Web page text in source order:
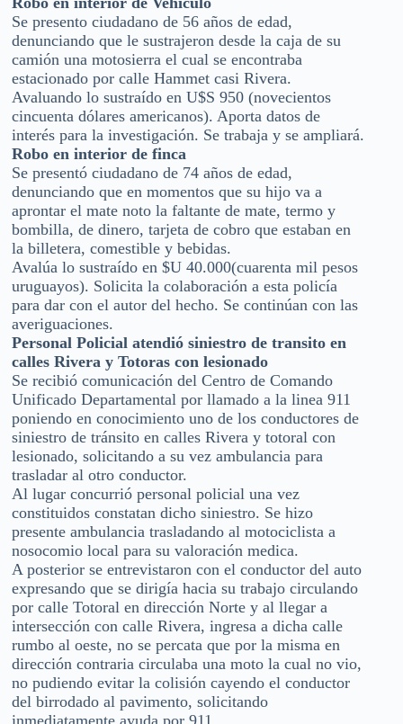
Se presento ciudadano de 56 años de edad,
denunciando que le sustrajeron desde la caja de su
camión una motosierra el cual se encontraba
estacionado por calle Hammet casi Rivera.
Avaluando lo sustraído en U$S 950 (novecientos
cincuenta dólares americanos). Aporta datos de
interés para la investigación. Se trabaja y se ampliará.
Robo en interior de finca
Se presentó ciudadano de 74 años de edad,
denunciando que en momentos que su hijo va a
aprontar el mate noto la faltante de mate, termo y
bombilla, de dinero, tarjeta de cobro que estaban en
la billetera, comestible y bebidas.
Avalúa lo sustraído en $U 40.000(cuarenta mil pesos
uruguayos). Solicita la colaboración a esta policía
para dar con el autor del hecho. Se continúan con las
averiguaciones.
Personal Policial atendió siniestro de transito en
calles Rivera y Totoras con lesionado
Se recibió comunicación del Centro de Comando
Unificado Departamental por llamado a la linea 911
poniendo en conocimiento uno de los conductores de
siniestro de tránsito en calles Rivera y totoral con
lesionado, solicitando a su vez ambulancia para
trasladar al otro conductor.
Al lugar concurrió personal policial una vez
constituidos constatan dicho siniestro. Se hizo
presente ambulancia trasladando al motociclista a
nosocomio local para su valoración medica.
A posterior se entrevistaron con el conductor del auto
expresando que se dirigía hacia su trabajo circulando
por calle Totoral en dirección Norte y al llegar a
intersección con calle Rivera, ingresa a dicha calle
rumbo al oeste, no se percata que por la misma en
dirección contraria circulaba una moto la cual no vio,
no pudiendo evitar la colisión cayendo el conductor
del birrodado al pavimento, solicitando